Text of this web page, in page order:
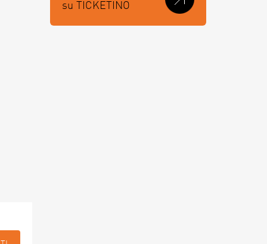
su TICKETINO